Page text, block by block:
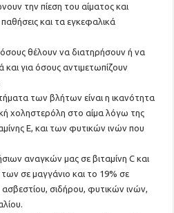
την πίεση του αίματος και
και τα εγκεφαλικά
θέλουν να διατηρήσουν ή να
για όσους αντιμετωπίζουν
των βλήτων είναι η ικανότητα
χοληστερόλη στο αίμα λόγω της
Ε, και των φυτικών ινών που
αναγκών μας σε βιταμίνη C και
σε μαγγάνιο και το 19% σε
σιδήρου, φυτικών ινών,